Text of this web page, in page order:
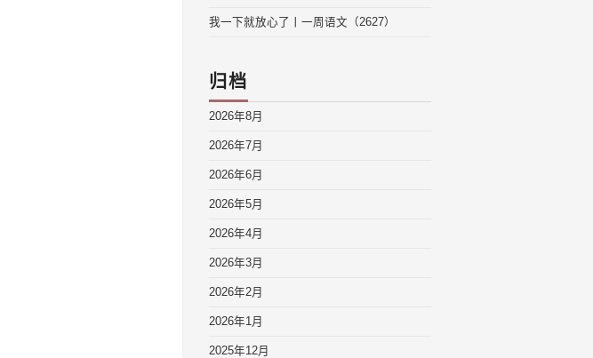
我一下就放心了丨一周语文（2627）
归档
2026年8月
2026年7月
2026年6月
2026年5月
2026年4月
2026年3月
2026年2月
2026年1月
2025年12月